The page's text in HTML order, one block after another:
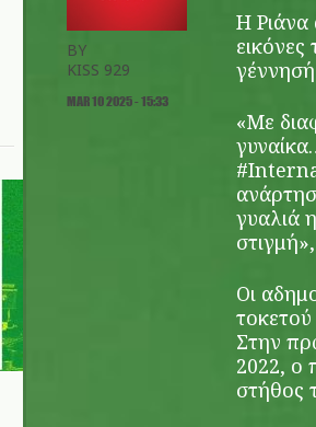
BY
KISS 929
MAR 10 2025 - 15:33
Η Ριάνα
«Με
γυαλιά
Οι
τοκετού
Στην
2022, ο
στήθος